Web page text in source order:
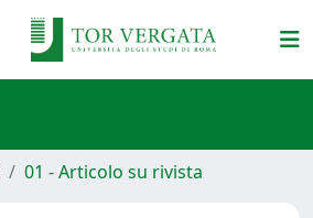
01 - Articolo su rivista